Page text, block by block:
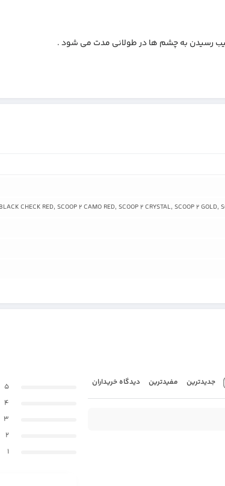
CHECK RED, SCOOP 2 CAMO RED, SCOOP 2 CRYSTAL, SCOOP 2
جدیدترین مفیدترین دیدگاه خریداران
5
4
3
2
1